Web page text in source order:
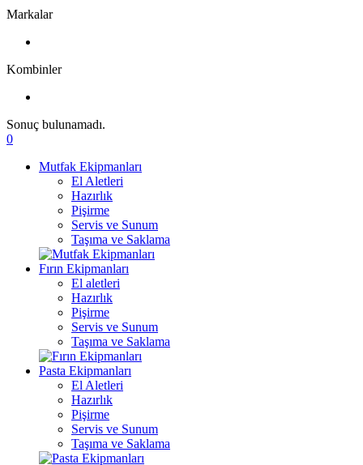
Markalar
Kombinler
Sonuç bulunamadı.
0
Mutfak Ekipmanları
El Aletleri
Hazırlık
Pişirme
Servis ve Sunum
Taşıma ve Saklama
Fırın Ekipmanları
El aletleri
Hazırlık
Pişirme
Servis ve Sunum
Taşıma ve Saklama
Pasta Ekipmanları
El Aletleri
Hazırlık
Pişirme
Servis ve Sunum
Taşıma ve Saklama